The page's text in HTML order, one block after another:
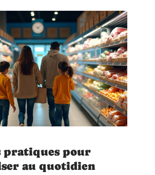
pratiques pour
au quotidien